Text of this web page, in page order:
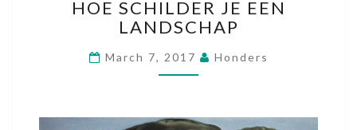
O
E
C
H
L
HOE SCHILDER JE EEN
LANDSCHAP
March 7, 2017 Honders